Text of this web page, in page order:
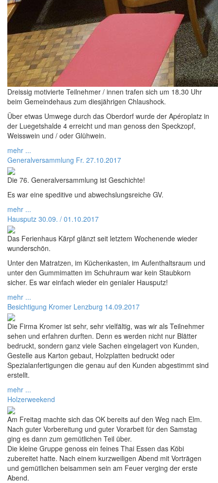
Dreissig motivierte Teilnehmer / innen trafen sich um 18.30 Uhr
beim Gemeindehaus zum diesjährigen Chlaushock.
Über etwas Umwege durch das Oberdorf wurde der Apéroplatz in
der Luegetshalde 4 erreicht und man genoss den Speckzopf,
Weisswein und / oder Glühwein.
mehr ...
Generalversammlung Fr. 27.10.2017
Die 76. Generalversammlung ist Geschichte!
Es war eine speditive und abwechslungsreiche GV.
mehr ...
Hausputz 30.09. / 01.10.2017
Das Ferienhaus Kärpf glänzt seit letztem Wochenende wieder
wunderschön.
Unter den Matratzen, im Küchenkasten, im Aufenthaltsraum und
unter den Gummimatten im Schuhraum war kein Staubkorn
sicher. Es war einfach wieder ein genialer Hausputz!
mehr ...
Besichtigung Kromer Lenzburg 14.09.2017
Die Firma Kromer ist sehr, sehr vielfältig, was wir als Teilnehmer
sehen und erfahren durften. Denn es werden nicht nur Blätter
bedruckt, sondern ganz viele Sachen eingelagert von Kunden,
Gestelle aus Karton gebaut, Holzplatten bedruckt oder
Spezialanfertigungen die genau auf den Kunden abgestimmt sind
erstellt.
mehr ...
Holzerweekend
Am Freitag machte sich das OK bereits auf den Weg nach Elm.
Nach guter Vorbereitung und guter Vorarbeit für den Samstag
ging es dann zum gemütlichen Teil über.
Die kleine Gruppe genoss ein feines Thai Essen das Köbi
zubereitet hatte. Nach einem kurzweiligen Abend mit Vorträgen
und gemütlichen beisammen sein am Feuer verging der erste
Abend.